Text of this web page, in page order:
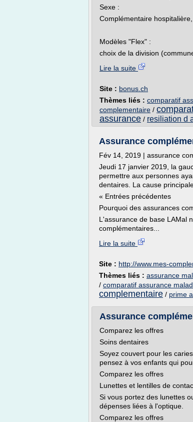
Sexe :
Complémentaire
Modèles "Flex" :
choix de la division
Lire la suite
Site : bonus.ch
Thèmes liés : comparatif
complementaire /
assurance / resiliation d
Assurance
Fév 14, 2019 | assurance
Jeudi 17 janvier 2019, la
permettre aux personnes
dentaires. La cause
« Entrées précédentes
Pourquoi des assurances
L'assurance de base LAMal
complémentaires...
Lire la suite
Site : http://www.mes-
Thèmes liés : assurance
/ comparatif assurance
complementaire / prime
Assurance
Comparez les offres
Soins dentaires
Soyez couvert pour les
pensez à vos enfants qui
Comparez les offres
Lunettes et lentilles de
Si vous portez des lunettes
dépenses liées à l'optique.
Comparez les offres